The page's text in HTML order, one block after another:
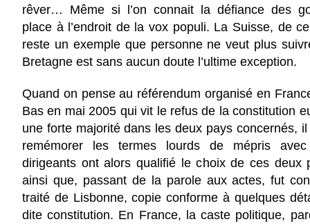
rêver… Même si l’on connait la défiance des
place à l’endroit de la vox populi. La Suisse, de
reste un exemple que personne ne veut plus
Bretagne est sans aucun doute l’ultime exception.
Quand on pense au référendum organisé en
Bas en mai 2005 qui vit le refus de la constitution
une forte majorité dans les deux pays concernés,
remémorer les termes lourds de mépris
dirigeants ont alors qualifié le choix de ces deux
ainsi que, passant de la parole aux actes, fut
traité de Lisbonne, copie conforme à quelques
dite constitution. En France, la caste politique,